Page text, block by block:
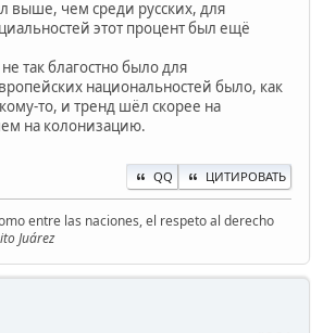
выше, чем среди русских, для
этот процент был ещё
так благостно было для
национальностей было, как
то, и тренд шёл скорее на
на колонизацию.
QQ ЦИТИРОВАТЬ
entre las naciones, el respeto al derecho
Juárez